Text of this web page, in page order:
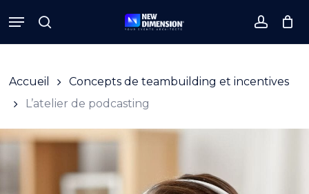
to
main
search
Menu
Cart Close
Cart
Accueil
Concepts de teambuilding et incentives
L’atelier de podcasting